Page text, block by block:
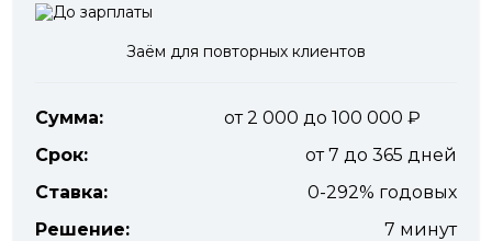
Заём для повторных клиентов
Сумма:
от 2 000 до 100 000
Срок:
от 7 до 365 дней
Ставка:
0-292% годовых
Решение:
7 минут